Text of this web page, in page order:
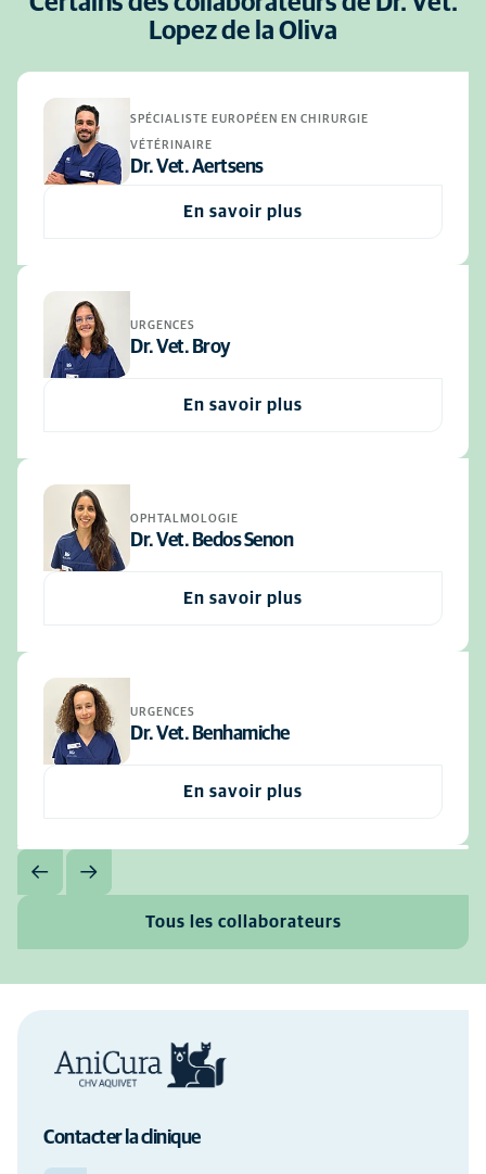
Lopez de la Oliva
SPÉCIALISTE EUROPÉEN EN CHIRURGIE
VÉTÉRINAIRE
Dr. Vet. Aertsens
En savoir plus
URGENCES
Dr. Vet. Broy
En savoir plus
OPHTALMOLOGIE
Dr. Vet. Bedos Senon
En savoir plus
URGENCES
Dr. Vet. Benhamiche
En savoir plus
Tous les collaborateurs
Contacter la clinique